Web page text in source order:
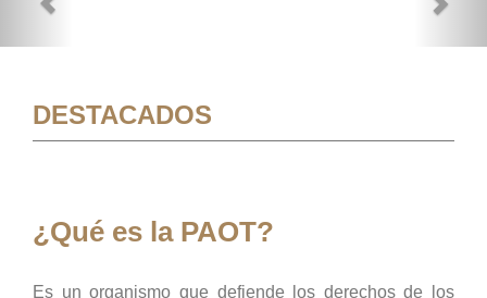
DESTACADOS
¿Qué es la PAOT?
Es un organismo que defiende los derechos de los